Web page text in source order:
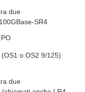
due
SR4
o OS2 9/125)
due